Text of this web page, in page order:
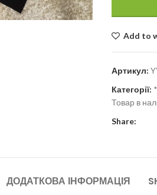
Add to
Артикул:
Категорії:
Товар в
Share:
ДОДАТКОВА ІНФОРМАЦІЯ